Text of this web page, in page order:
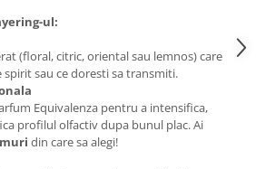
ul:
(floral, citric, oriental sau lemnos) care
spirit sau ce doresti sa transmiti.
Equivalenza pentru a intensifica,
profilul olfactiv dupa bunul plac. Ai
din care sa alegi!